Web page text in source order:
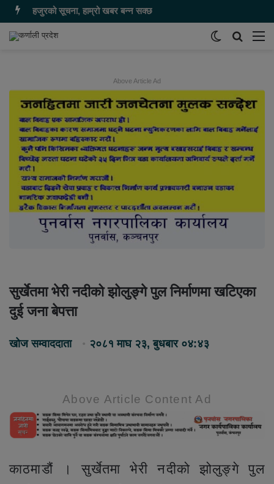
हजुरको सूचना, हाम्रो खबर बन्न सक्छ
समाचार
Switch
Above Article Ad
सुर्खेतमा भेरी नदीको झोलुङ्गे पुल निर्माणमा खटिएका
दुई जना बेपत्ता
खोज सम्वाददाता २०८१ माघ २३, बुधबार ०४:४३
Above Article Content Ad
काठमाडौं । सुर्खेतमा भेरी नदीको झोलुङ्गे पुल